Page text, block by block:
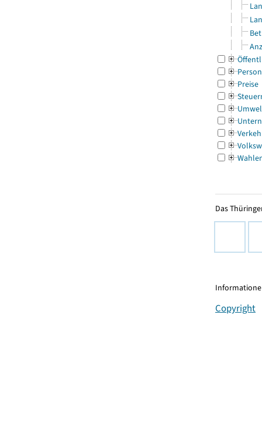
Preise
Das
Copyright